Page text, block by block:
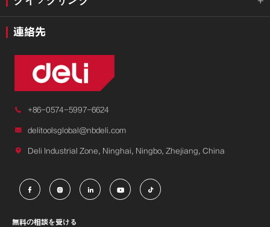
連絡先
 +86-0574-5997-6624
 delitoolsglobal@nbdeli.com
 Deli Industrial Zone, Ninghai, Ningbo, Zhejiang, China
    
無料の相談を受ける